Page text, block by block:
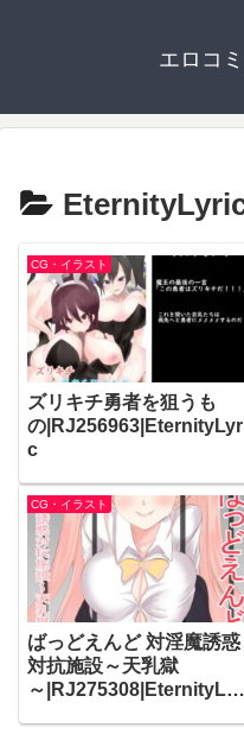
エロコ
CG・イラスト
ズリキチ勇者を狙うも
の
c
CG・イラスト
ばっどえんど 対淫魔誘惑
対抗施設～天乳獄
～|RJ275308|EternityLyri